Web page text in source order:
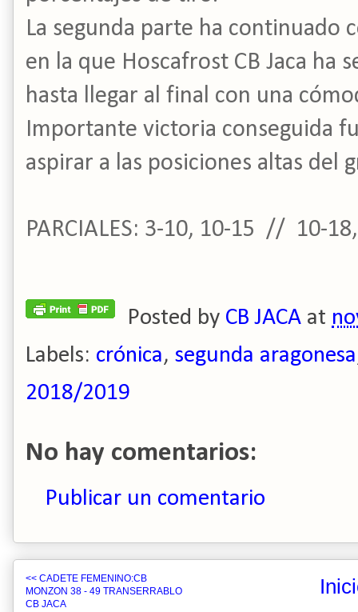
La segunda parte ha continuado
en la que Hoscafrost CB Jaca ha
hasta llegar al final con una
Importante victoria conseguida
aspirar a las posiciones altas del
PARCIALES: 3-10, 10-15 // 10-
Posted by CB JACA at
Labels: crónica, segunda aragonesa
2018/2019
No hay comentarios:
Publicar un comentario
<< CADETE FEMENINO:CB
MONZON 38 - 49 TRANSERRABLO
CB JACA